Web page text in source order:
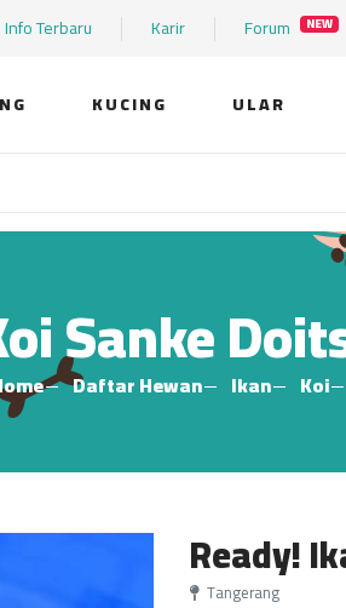
Info Terbaru Karir Forum NEW
KUCING ULAR
Sanke
Daftar Hewan Ikan Koi
Ready!
Tangerang